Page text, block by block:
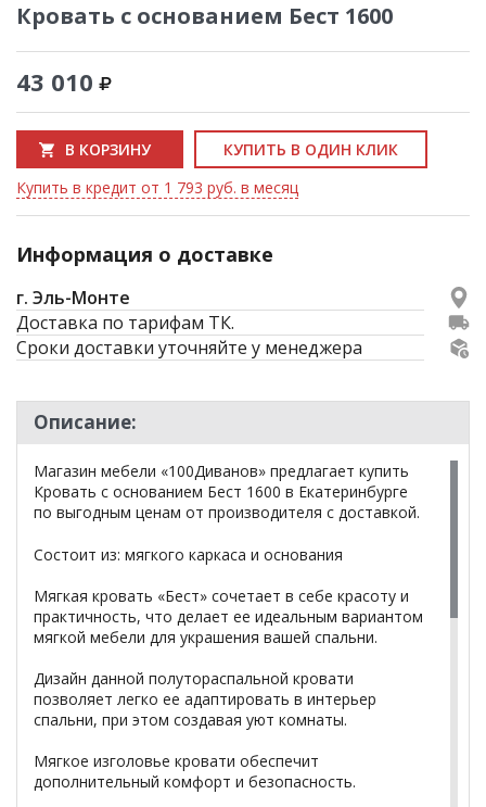
Кровать с основанием Бест 1600
43 010
В КОРЗИНУ
КУПИТЬ В ОДИН КЛИК
Купить в кредит от 1 793 руб. в месяц
Информация о доставке
г. Эль-Монте
Доставка по тарифам ТК.
Сроки доставки уточняйте у менеджера
Описание:
Магазин мебели «100Диванов» предлагает купить
Кровать с основанием Бест 1600 в Екатеринбурге
по выгодным ценам от производителя с доставкой.
Состоит из: мягкого каркаса и основания
Мягкая кровать «Бест» сочетает в себе красоту и
практичность, что делает ее идеальным вариантом
мягкой мебели для украшения вашей спальни.
Дизайн данной полутораспальной кровати
позволяет легко ее адаптировать в интерьер
спальни, при этом создавая уют комнаты.
Мягкое изголовье кровати обеспечит
дополнительный комфорт и безопасность.